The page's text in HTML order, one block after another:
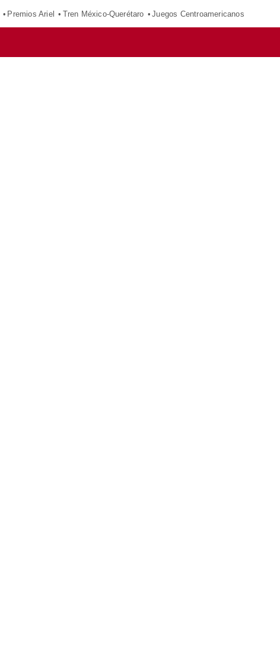
Premios Ariel Tren México-Querétaro Juegos Centroamericanos